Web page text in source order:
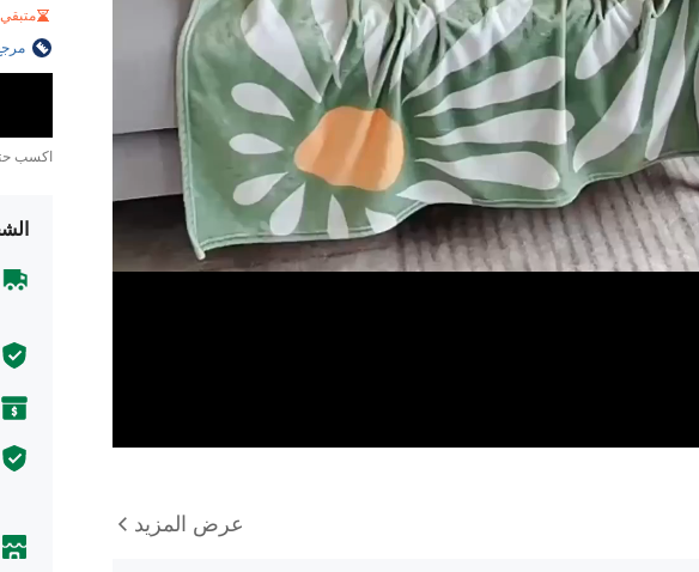
عرض المزيد
متبقي 1 فقط!
اكسب